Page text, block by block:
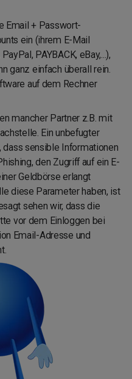
Email + Passwort-
ein (ihrem E-Mail
PAYBACK, eBay,...),
ganz einfach überall rein.
auf dem Rechner
mancher Partner z.B. mit
Ein unbefugter
sensible Informationen
den Zugriff auf ein E-
Geldbörse erlangt
diese Parameter haben, ist
sehen wir, dass die
vor dem Einloggen bei
Email-Adresse und